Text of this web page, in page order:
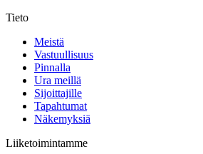
Tieto
Meistä
Vastuullisuus
Pinnalla
Ura meillä
Sijoittajille
Tapahtumat
Näkemyksiä
Liiketoimintamme